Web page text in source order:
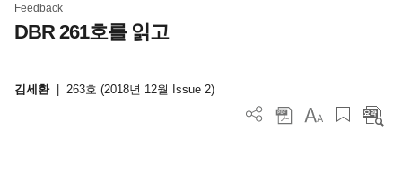
Feedback
DBR 261호를 읽고
김세환 263호 (2018년 12월 Issue 2)